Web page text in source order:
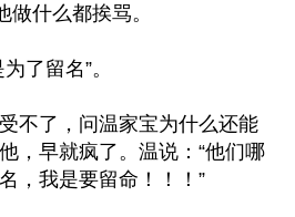
做什么都挨骂。
了留名”。
不了，问温家宝为什么还能
，早就疯了。温说：“他们哪
，我是要留命！！！”